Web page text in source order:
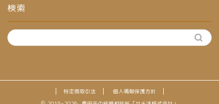
検索
特定商取引法
個人情報保護方針